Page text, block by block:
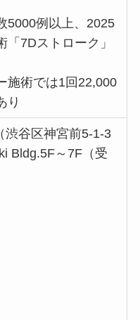
5000例以上、2025
「7Dストローク」
施術では1回22,000
り
渋谷区神宮前5-1-3
Bldg.5F～7F（受